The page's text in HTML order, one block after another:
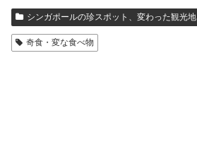
シンガポールの珍スポット、変わった観光地
奇食・変な食べ物